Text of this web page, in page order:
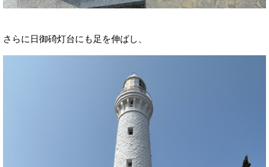
さらに日御碕灯台にも足を伸ばし、